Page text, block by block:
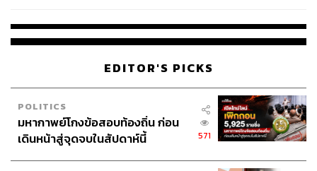
EDITOR'S PICKS
POLITICS
มหากาพย์โกงข้อสอบท้องถิ่น ก่อน
เดินหน้าสู่จุดจบในสัปดาห์นี้
571